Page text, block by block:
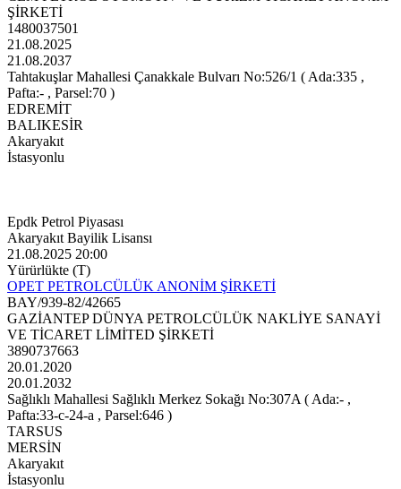
ŞİRKETİ
1480037501
21.08.2025
21.08.2037
Tahtakuşlar Mahallesi Çanakkale Bulvarı No:526/1 ( Ada:335 ,
Pafta:- , Parsel:70 )
EDREMİT
BALIKESİR
Akaryakıt
İstasyonlu
Epdk Petrol Piyasası
Akaryakıt Bayilik Lisansı
21.08.2025 20:00
Yürürlükte (T)
OPET PETROLCÜLÜK ANONİM ŞİRKETİ
BAY/939-82/42665
GAZİANTEP DÜNYA PETROLCÜLÜK NAKLİYE SANAYİ
VE TİCARET LİMİTED ŞİRKETİ
3890737663
20.01.2020
20.01.2032
Sağlıklı Mahallesi Sağlıklı Merkez Sokağı No:307A ( Ada:- ,
Pafta:33-c-24-a , Parsel:646 )
TARSUS
MERSİN
Akaryakıt
İstasyonlu